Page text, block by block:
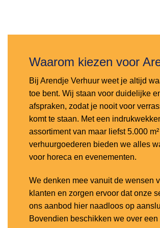
Waarom kiezen voor
Bij Arendje Verhuur weet je altijd
toe bent. Wij staan voor duidelijke
afspraken, zodat je nooit voor
komt te staan. Met een
assortiment van maar liefst 5.000
verhuurgoederen bieden we alles
voor horeca en evenementen.
We denken mee vanuit de wensen
klanten en zorgen ervoor dat onze
ons aanbod hier naadloos op
Bovendien beschikken we over een